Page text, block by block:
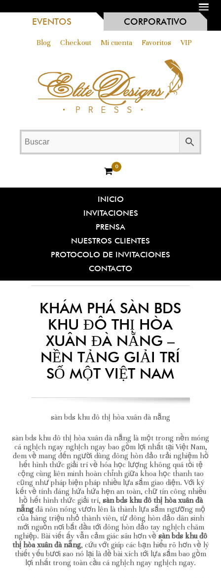
MENU
EVENTOS
CORPORATIVO
Blog Checkout Mi cuenta Favoritos VIP
0
INICIO
INVITACIONES
PRENSA
NUESTROS CLIENTES
PROTOCOLO DE INVITACIONES
CONTACTO
KHÁM PHÁ SÀN BDS
KHU ĐÔ THỊ HÒA
XUÂN ĐÀ NẴNG –
NỀN TẢNG GIẢI TRÍ
SỐ MỘT VIỆT NAM
sàn bds khu đô thị hòa xuân đà nẵng
sàn bds khu đô thị hòa xuân đà nẵng là một trong nền móng
cá nghịch ngay nghịch ngay bao gồm lợi nhất tại Việt Nam,
đem về mang đến người dùng đông hòn đảo trải nghiệm hồ
hết hình thức giải trí về hóa học lượng không quá tồi tệ
cộng cùng liên minh hoàn chỉnh giữa khoa học thanh tao
cũng như pháp biện pháp nhiều lựa sắm giao diện. Với ký
kết về tính đáng hứa hứa hẹn an toàn, chữ tín công nhiều
hồ hết hình thức giải trí, sàn bds khu đô thị hòa xuân đà
nẵngđã nôn nóng vươn lên là thành lựa sắm ngưỡng mộ
của hàng triệu nhỏ thành viên, từ đông hòn đảo dân sinh
mới nguồn nơi bắt đầu tới đông hòn đảo tay nghịch chăm
nghiệp. Bài viết ấy vẫn cảm giác sâu hơn về sàn bds khu đô
thị hòa xuân đà nẵng, cứu vớt giúp các bạn hiểu rõ hơn về lý
thiết yếu bươi sao nó lại là đề bài xích tới lựa sắm bao gồm
lợi nhất trong toàn cầu cá nghịch ngay nghịch ngay.